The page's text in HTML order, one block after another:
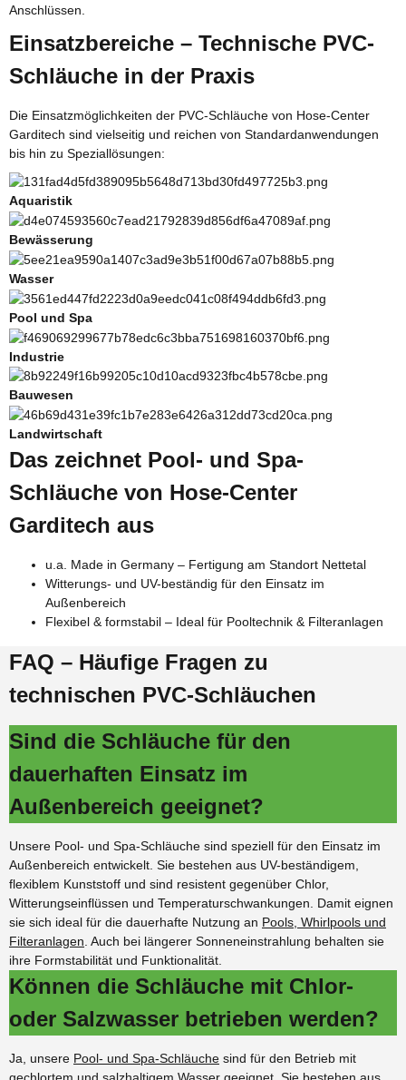
Anschlüssen.
Einsatzbereiche – Technische PVC-
Schläuche in der Praxis
Die Einsatzmöglichkeiten der PVC-Schläuche von Hose-Center
Garditech sind vielseitig und reichen von Standardanwendungen
bis hin zu Speziallösungen:
Aquaristik
Bewässerung
Wasser
Pool und Spa
Industrie
Bauwesen
Landwirtschaft
Das zeichnet Pool- und Spa-
Schläuche von Hose-Center
Garditech aus
u.a. Made in Germany – Fertigung am Standort Nettetal
Witterungs- und UV-beständig für den Einsatz im
Außenbereich
Flexibel & formstabil – Ideal für Pooltechnik & Filteranlagen
FAQ – Häufige Fragen zu
technischen PVC-Schläuchen
Sind die Schläuche für den
dauerhaften Einsatz im
Außenbereich geeignet?
Unsere Pool- und Spa-Schläuche sind speziell für den Einsatz im
Außenbereich entwickelt. Sie bestehen aus UV-beständigem,
flexiblem Kunststoff und sind resistent gegenüber Chlor,
Witterungseinflüssen und Temperaturschwankungen. Damit eignen
sie sich ideal für die dauerhafte Nutzung an Pools, Whirlpools und
Filteranlagen . Auch bei längerer Sonneneinstrahlung behalten sie
ihre Formstabilität und Funktionalität.
Können die Schläuche mit Chlor-
oder Salzwasser betrieben werden?
Ja, unsere Pool- und Spa-Schläuche sind für den Betrieb mit